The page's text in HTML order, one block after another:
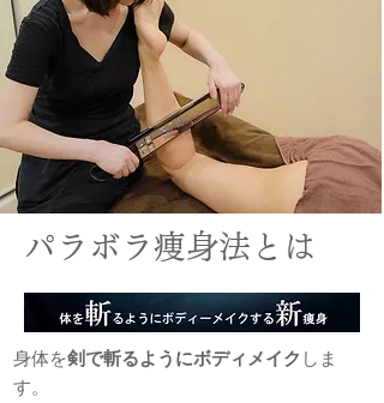
パラボラ痩身法とは
身体を剣で斬るようにボディメイク しま
す。